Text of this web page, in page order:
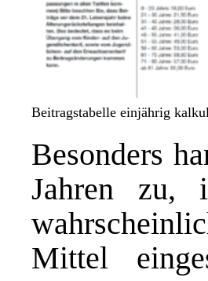
Beitragstabelle einjährig
Besonders
Jahren zu,
Mittel